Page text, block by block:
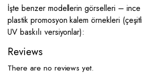
İşte benzer modellerin görselleri – ince
plastik promosyon kalem örnekleri
UV baskılı versiyonlar):
Reviews
There are no reviews yet.